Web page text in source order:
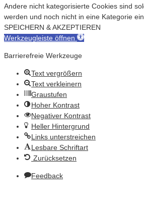
Andere nicht kategorisierte Cookies sind
werden und noch nicht in eine Kategorie
SPEICHERN & AKZEPTIEREN
Werkzeugleiste öffnen
Barrierefreie Werkzeuge
Text vergrößern
Text verkleinern
Graustufen
Hoher Kontrast
Negativer Kontrast
Heller Hintergrund
Links unterstreichen
Lesbare Schriftart
Zurücksetzen
Feedback